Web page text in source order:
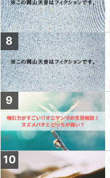
8
9
10